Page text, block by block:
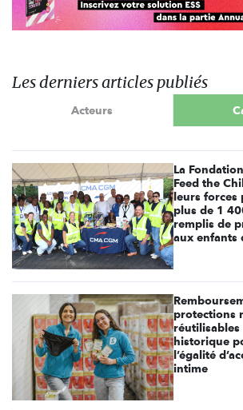
Les derniers articles publiés
Acteurs
La
Feed the
leurs
plus de 1
remplis de
aux enfants
protections
réutilisables
historique
l’égalité
intime